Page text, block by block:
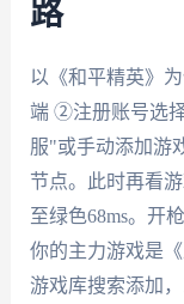
路
以《和平精英》
端 ②注册账号选
服"或手动添加游
节点。此时再看
至绿色68ms。开
你的主力游戏是
游戏库搜索添加